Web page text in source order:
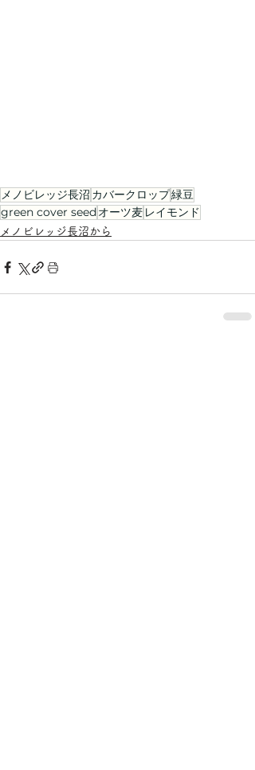
メノビレッジ長沼 カバークロップ緑豆
green cover seed オーツ麦 レイモンド
メノビレッジ長沼から